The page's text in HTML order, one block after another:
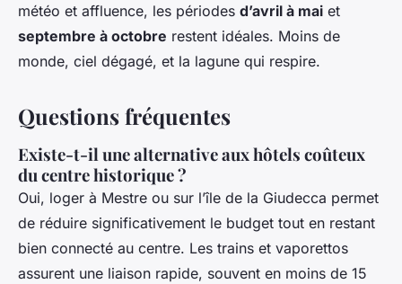
météo et affluence, les périodes d’avril à mai et
septembre à octobre restent idéales. Moins de
monde, ciel dégagé, et la lagune qui respire.
Questions fréquentes
Existe-t-il une alternative aux hôtels coûteux
du centre historique ?
Oui, loger à Mestre ou sur l’île de la Giudecca permet
de réduire significativement le budget tout en restant
bien connecté au centre. Les trains et vaporettos
assurent une liaison rapide, souvent en moins de 15